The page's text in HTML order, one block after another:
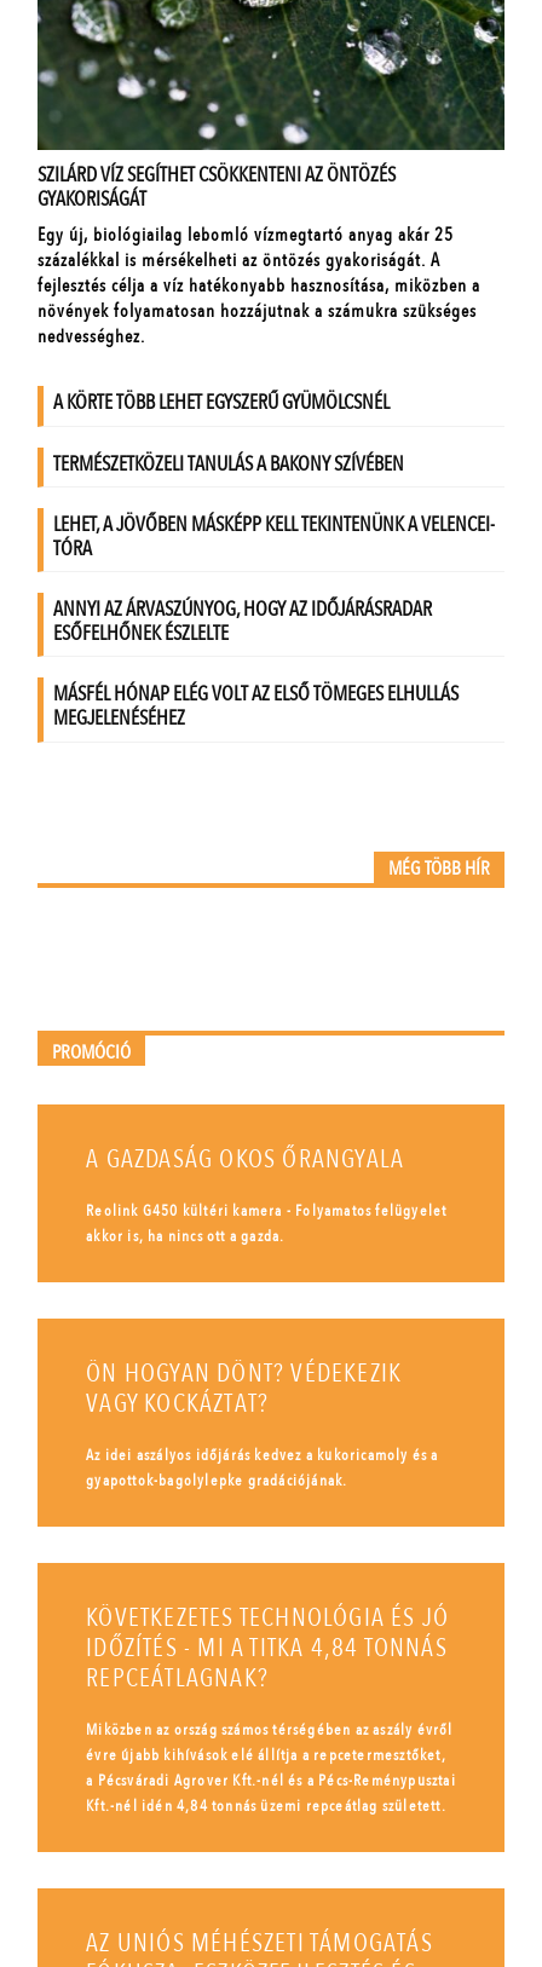
MÉG TÖBB HÍR
PROMÓCIÓ
A GAZDASÁG OKOS ŐRANGYALA
Reolink G450 kültéri kamera - Folyamatos felügyelet
akkor is, ha nincs ott a gazda.
ÖN HOGYAN DÖNT? VÉDEKEZIK
VAGY KOCKÁZTAT?
Az idei aszályos időjárás kedvez a kukoricamoly és a
gyapottok-bagolylepke gradációjának.
KÖVETKEZETES TECHNOLÓGIA ÉS JÓ
IDŐZÍTÉS - MI A TITKA 4,84 TONNÁS
REPCEÁTLAGNAK?
Miközben az ország számos térségében az aszály évről
évre újabb kihívások elé állítja a repcetermesztőket,
a Pécsváradi Agrover Kft.-nél és a Pécs-Reménypusztai
Kft.-nél idén 4,84 tonnás üzemi repceátlag született.
AZ UNIÓS MÉHÉSZETI TÁMOGATÁS